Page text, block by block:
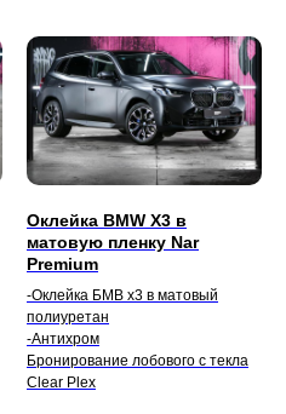
Оклейка BMW X3 в
матовую пленку Nar
Premium
-Оклейка БМВ х3 в матовый
полиуретан
-Антихром
Бронирование лобового с текла
Clear Plex